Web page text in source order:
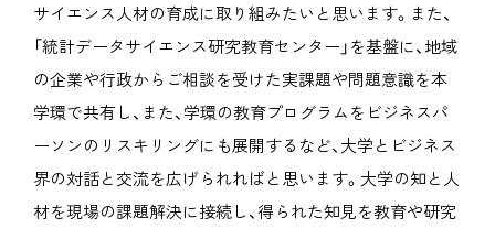
サイエンス人材の育成に取り組みたいと思います。また、
「統計データサイエンス研究教育センター」を基盤に、地域
の企業や行政からご相談を受けた実課題や問題意識を本
学環で共有し、また、学環の教育プログラムをビジネスパ
ーソンのリスキリングにも展開するなど、大学とビジネス
界の対話と交流を広げられればと思います。大学の知と人
材を現場の課題解決に接続し、得られた知見を教育や研究